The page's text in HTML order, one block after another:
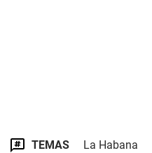
TEMAS La Habana